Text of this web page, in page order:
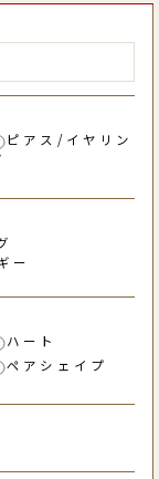
ピアス/イヤリン
ー
ハート
ペアシェイプ